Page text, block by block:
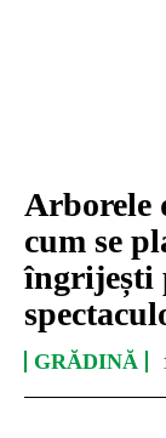
Arborele
cum se
îngrijești
GRĂDINĂ